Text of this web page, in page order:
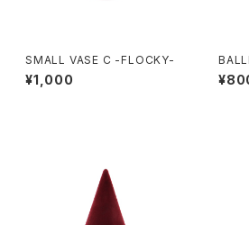
SMALL VASE C -FLOCKY-
¥1,000